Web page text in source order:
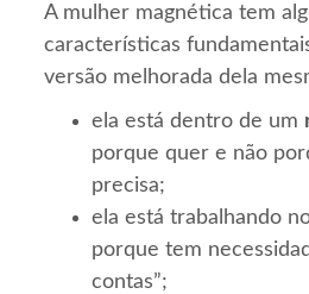
A mulher magnética tem
características
versão melhorada dela
ela está dentro de um
porque quer e não
precisa;
ela está trabalhando
porque tem
contas”;